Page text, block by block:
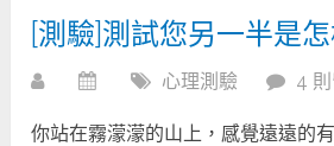
[測驗]測試您另一半是
心理測驗 4
你站在霧濛濛的山上，感覺遠遠的